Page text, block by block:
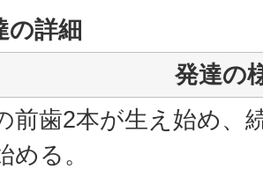
の詳細
発達の
前歯2本が生え始め、
める。